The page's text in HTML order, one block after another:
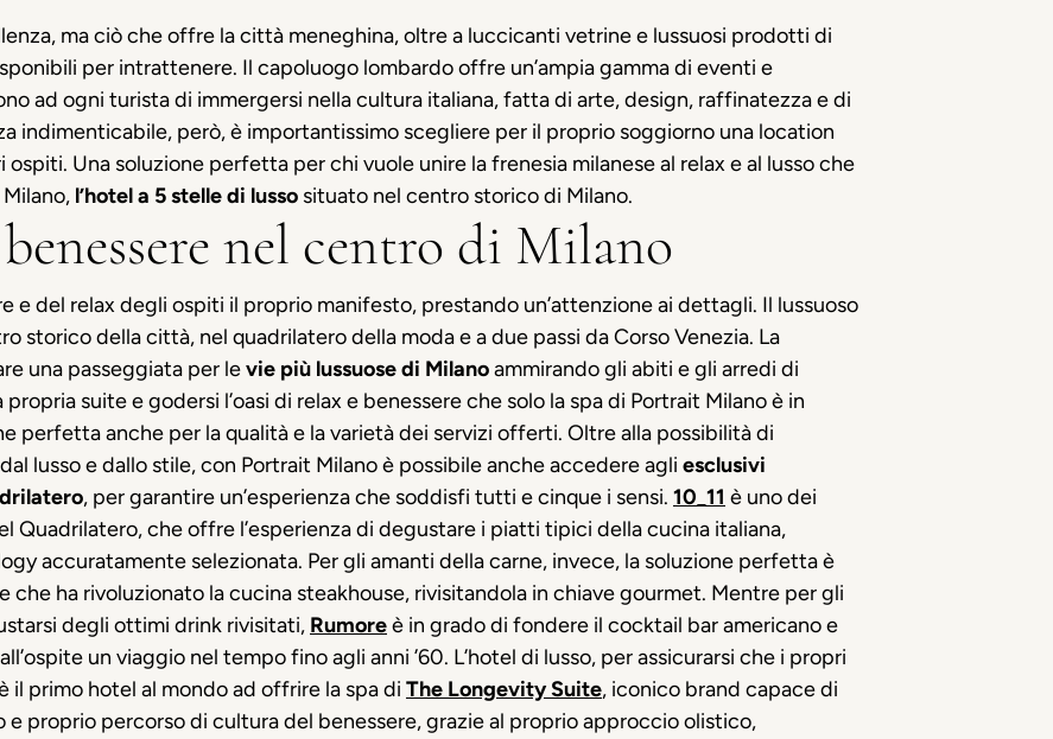
ma ciò che offre la città meneghina, oltre a luccicanti vetrine e lussuosi prodotti di
per intrattenere. Il capoluogo lombardo offre un’ampia gamma di eventi e
ad ogni turista di immergersi nella cultura italiana, fatta di arte, design, raffinatezza e di
indimenticabile, però, è importantissimo scegliere per il proprio soggiorno una location
Una soluzione perfetta per chi vuole unire la frenesia milanese al relax e al lusso che
l’hotel a 5 stelle di lusso situato nel centro storico di Milano.
nel centro di Milano
e del relax degli ospiti il proprio manifesto, prestando un’attenzione ai dettagli. Il lussuoso
storico della città, nel quadrilatero della moda e a due passi da Corso Venezia. La
una passeggiata per levie più lussuose di Milanoammirando gli abiti e gli arredi di
suite e godersi l’oasi di relax e benessere che solo la spa di Portrait Milano è in
perfetta anche per la qualità e la varietà dei servizi offerti. Oltre alla possibilità di
lusso e dallo stile, con Portrait Milano è possibile anche accedere agli esclusivi
, per garantire un’esperienza che soddisfi tutti e cinque i sensi. 10_11 è uno dei
Quadrilatero, che offre l’esperienza di degustare i piatti tipici della cucina italiana,
accuratamente selezionata. Per gli amanti della carne, invece, la soluzione perfetta è
che ha rivoluzionato la cucina steakhouse, rivisitandola in chiave gourmet. Mentre per gli
degli ottimi drink rivisitati, Rumoreè in grado di fondere il cocktail bar americano e
un viaggio nel tempo fino agli anni ’60. L’hotel di lusso, per assicurarsi che i propri
il primo hotel al mondo ad offrire la spa di The Longevity Suite, iconico brand capace di
e proprio percorso di cultura del benessere, grazie al proprio approccio olistico,